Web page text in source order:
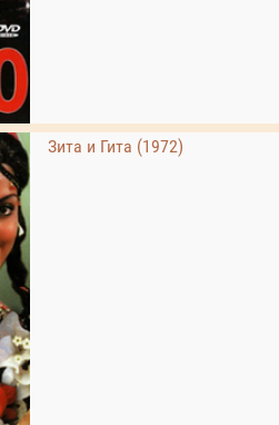
Зита и Гита (1972)